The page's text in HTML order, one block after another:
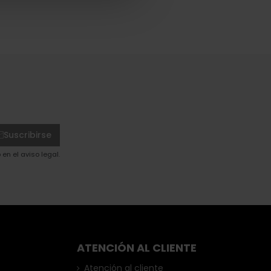
Suscribirse
el aviso legal.
ATENCIÓN AL CLIENTE
Atención al cliente